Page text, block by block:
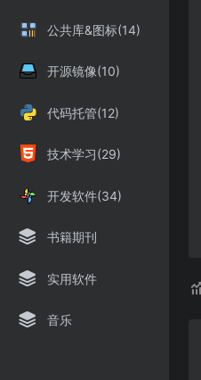
公共库&图标(14)
开源镜像(10)
代码托管(12)
技术学习(29)
开发软件(34)
书籍期刊
实用软件
音乐